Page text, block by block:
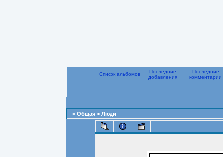
Список альбомов
Последние
добавления
Последние
комментарии
> Общая > Люди